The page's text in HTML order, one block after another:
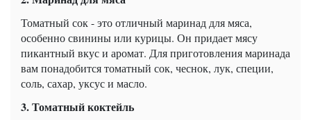
Томатный сок - это отличный маринад для мяса,
особенно свинины или курицы. Он придает мясу
пикантный вкус и аромат. Для приготовления маринада
вам понадобится томатный сок, чеснок, лук, специи,
соль, сахар, уксус и масло.
3. Томатный коктейль